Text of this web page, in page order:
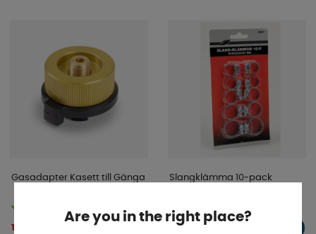
Gasadapter Kasett till Gänga
114 kr
Slangklämma 10-pack
37 kr
Are you in the right place?